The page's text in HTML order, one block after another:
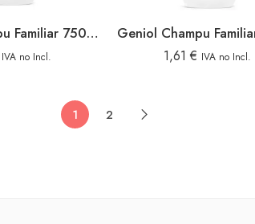
Geniol Champu Familiar 750ml Huevo
IVA no Incl. 1,61 € IVA no Incl.
1 2